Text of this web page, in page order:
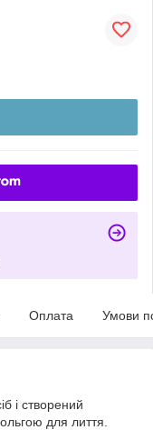
Оплата Умови
і створений
для лиття.